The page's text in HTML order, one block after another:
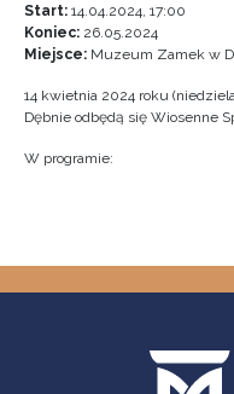
Start: 14.04.2024, 17:00
Koniec: 26.05.2024
Miejsce: Muzeum Zamek w
14 kwietnia 2024 roku
Dębnie odbędą się Wiosenne
W programie: